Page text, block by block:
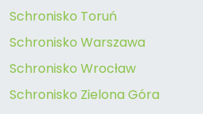
Schronisko Toruń
Schronisko Warszawa
Schronisko Wrocław
Schronisko Zielona Góra